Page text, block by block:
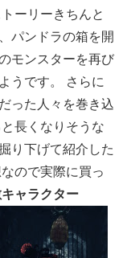
ーリーきちんと
パンドラの箱を開
モンスターを再び
うです。 さらに
った人々を巻き込
長くなりそうな
り下げて紹介した
ので実際に買っ
ャラクター